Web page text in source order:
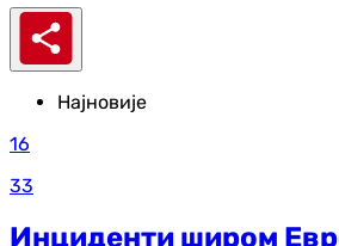
Најновије
16
33
Инциденти широм